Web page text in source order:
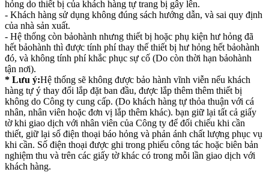
hỏng do thiết bị của khách hàng tự trang bị gây lên.
- Khách hàng sử dụng không đúng sách hướng dẫn, và sai quy định
của nhà sản xuất.
- Hệ thống còn bảohành nhưng thiết bị hoặc phụ kiện hư hỏng đã
hết bảohành thì được tính phí thay thế thiết bị hư hỏng hết bảohành
đó, và không tính phí khắc phục sự cố (Do còn thời hạn bảohành
tận nơi).
* Lưu ý:Hệ thống sẽ không được bảo hành vĩnh viễn nếu khách
hàng tự ý thay đổi lắp đặt ban đầu, được lắp thêm thêm thiết bị
không do Công ty cung cấp. (Do khách hàng tự thỏa thuận với cá
nhân, nhân viên hoặc đơn vị lắp thêm khác). bạn giữ lại tất cả giấy
tờ khi giao dịch với nhân viên của Công ty để đối chiếu khi cần
thiết, giữ lại số điện thoại báo hỏng và phản ánh chất lượng phục vụ
khi cần. Số điện thoại được ghi trong phiếu công tác hoặc biên bản
nghiệm thu và trên các giấy tờ khác có trong mỗi lần giao dịch với
khách hàng.